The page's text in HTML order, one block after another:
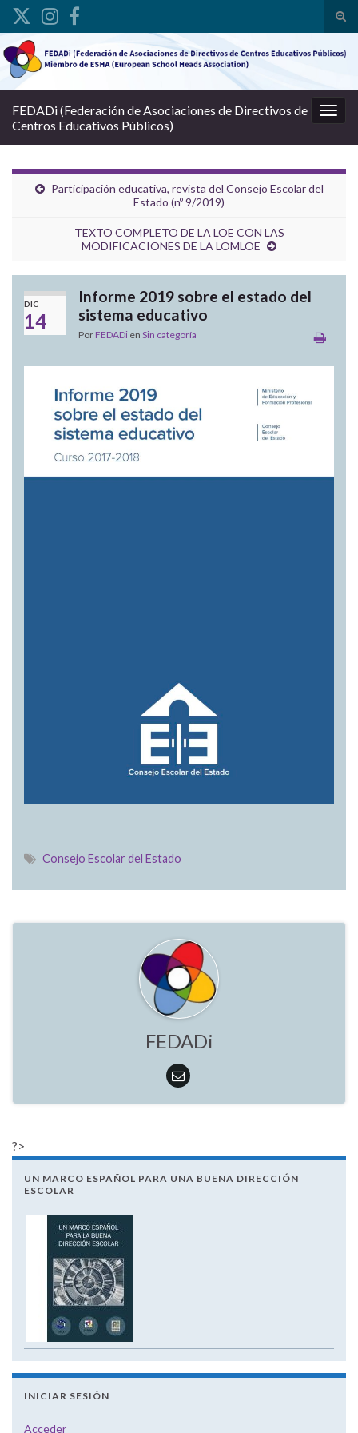
Search for:
FEDADi (Federación de Asociaciones de Directivos de
Centros Educativos Públicos)
Participación educativa, revista del Consejo Escolar del
Estado (nº 9/2019)
TEXTO COMPLETO DE LA LOE CON LAS
MODIFICACIONES DE LA LOMLOE
DIC
14
Informe 2019 sobre el estado del
sistema educativo
Por FEDADi en Sin categoría
Consejo Escolar del Estado
FEDADi
?>
UN MARCO ESPAÑOL PARA UNA BUENA DIRECCIÓN
ESCOLAR
INICIAR SESIÓN
Acceder